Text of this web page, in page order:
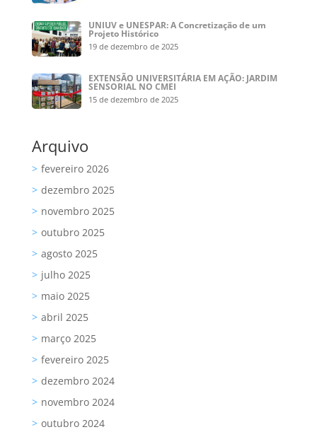
UNIUV e UNESPAR: A Concretização de um
Projeto Histórico
19 de dezembro de 2025
EXTENSÃO UNIVERSITÁRIA EM AÇÃO: JARDIM
SENSORIAL NO CMEI
15 de dezembro de 2025
Arquivo
fevereiro 2026
dezembro 2025
novembro 2025
outubro 2025
agosto 2025
julho 2025
maio 2025
abril 2025
março 2025
fevereiro 2025
dezembro 2024
novembro 2024
outubro 2024